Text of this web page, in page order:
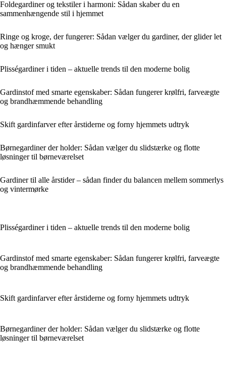
Foldegardiner og tekstiler i harmoni: Sådan skaber du en
sammenhængende stil i hjemmet
Ringe og kroge, der fungerer: Sådan vælger du gardiner, der glider let
og hænger smukt
Plisségardiner i tiden – aktuelle trends til den moderne bolig
Gardinstof med smarte egenskaber: Sådan fungerer krølfri, farveægte
og brandhæmmende behandling
Skift gardinfarver efter årstiderne og forny hjemmets udtryk
Børnegardiner der holder: Sådan vælger du slidstærke og flotte
løsninger til børneværelset
Gardiner til alle årstider – sådan finder du balancen mellem sommerlys
og vintermørke
Plisségardiner i tiden – aktuelle trends til den moderne bolig
Gardinstof med smarte egenskaber: Sådan fungerer krølfri, farveægte
og brandhæmmende behandling
Skift gardinfarver efter årstiderne og forny hjemmets udtryk
Børnegardiner der holder: Sådan vælger du slidstærke og flotte
løsninger til børneværelset